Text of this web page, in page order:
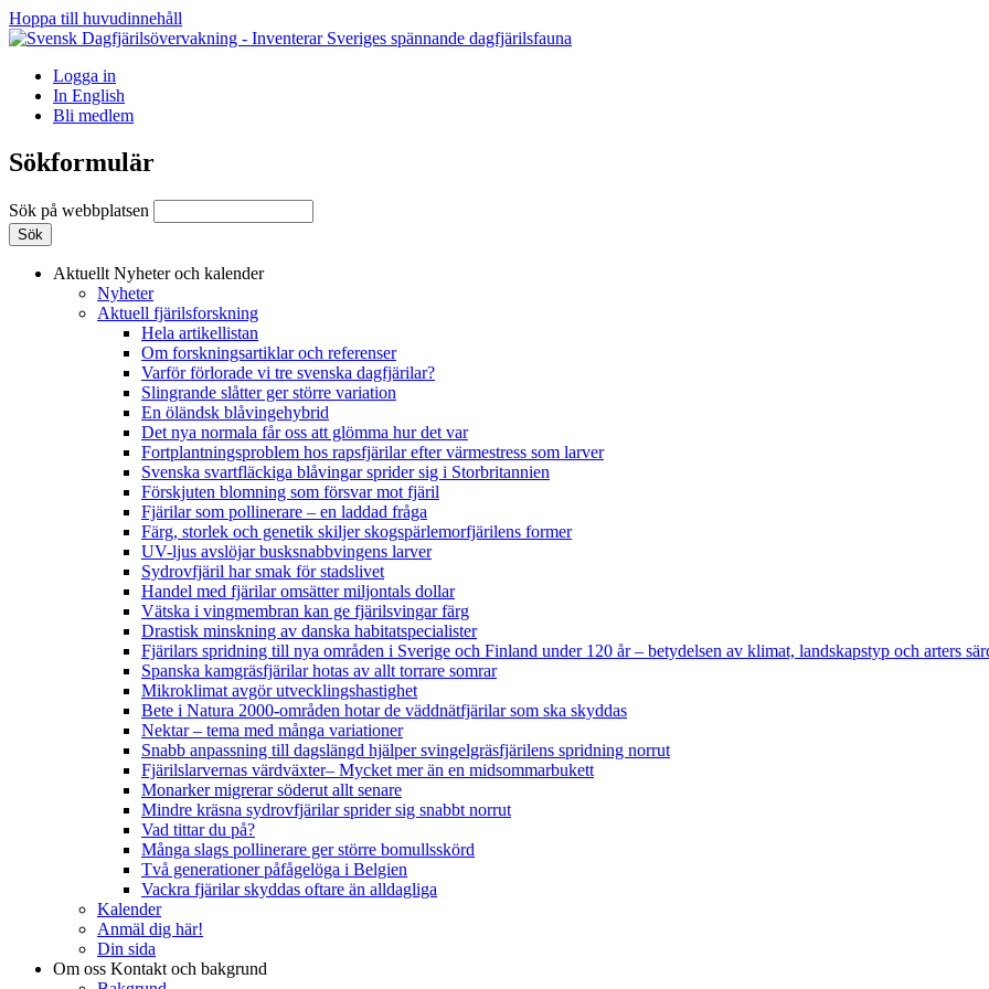
Hoppa till huvudinnehåll
Logga in
In English
Bli medlem
Sökformulär
Sök på webbplatsen
Aktuellt Nyheter och kalender
Nyheter
Aktuell fjärilsforskning
Hela artikellistan
Om forskningsartiklar och referenser
Varför förlorade vi tre svenska dagfjärilar?
Slingrande slåtter ger större variation
En öländsk blåvingehybrid
Det nya normala får oss att glömma hur det var
Fortplantningsproblem hos rapsfjärilar efter värmestress som larver
Svenska svartfläckiga blåvingar sprider sig i Storbritannien
Förskjuten blomning som försvar mot fjäril
Fjärilar som pollinerare – en laddad fråga
Färg, storlek och genetik skiljer skogspärlemorfjärilens former
UV-ljus avslöjar busksnabbvingens larver
Sydrovfjäril har smak för stadslivet
Handel med fjärilar omsätter miljontals dollar
Vätska i vingmembran kan ge fjärilsvingar färg
Drastisk minskning av danska habitatspecialister
Fjärilars spridning till nya områden i Sverige och Finland under 120 år– betydelsen av klimat, landskapstyp och arters
Spanska kamgräsfjärilar hotas av allt torrare somrar
Mikroklimat avgör utvecklingshastighet
Bete i Natura 2000-områden hotar de väddnätfjärilar som ska skyddas
Nektar – tema med många variationer
Snabb anpassning till dagslängd hjälper svingelgräsfjärilens spridning norrut
Fjärilslarvernas värdväxter– Mycket mer än en midsommarbukett
Monarker migrerar söderut allt senare
Mindre kräsna sydrovfjärilar sprider sig snabbt norrut
Vad tittar du på?
Många slags pollinerare ger större bomullsskörd
Två generationer påfågelöga i Belgien
Vackra fjärilar skyddas oftare än alldagliga
Kalender
Anmäl dig här!
Din sida
Om oss Kontakt och bakgrund